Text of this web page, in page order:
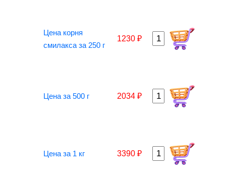
Цена корня
смилакса за 250 г
1230 ₽
Цена за 500 г 2034 ₽
Цена за 1 кг 3390 ₽